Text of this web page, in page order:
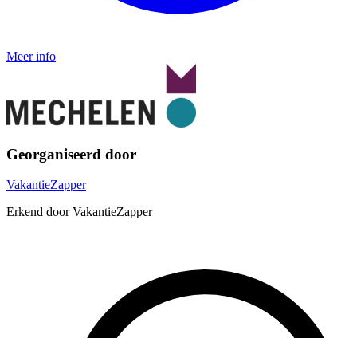
Meer info
Georganiseerd door
VakantieZapper
Erkend door VakantieZapper